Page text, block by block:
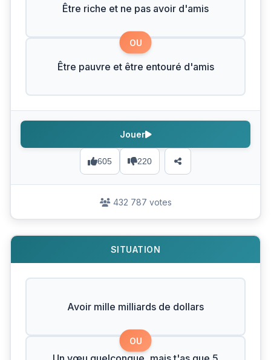
Être riche et ne pas avoir d'amis
OU
Être pauvre et être entouré d'amis
605 220
Jouer
432 787 votes
SITUATION
Avoir mille milliards de dollars
OU